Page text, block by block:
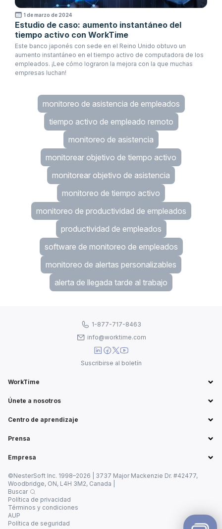
1 de marzo de 2024
Estudio de caso: aumento instantáneo del
tiempo activo con WorkTime
Este banco japonés con sede en el Reino Unido obtuvo un
aumento instantáneo en el tiempo activo de computadora de los
empleados. ¡Lee cómo lograron la mejora con la que muchas
empresas luchan!
monitoreo de asistencia de empleados
tiempo activo de empleado remoto
monitoreo de asistencia
monitorear objetivo de tiempo activo
monitorear objetivo de asistencia
monitoreo de tiempo activo
monitoreo de productividad de empleados
productividad de empleados
software de monitoreo de empleados
monitoreo de alertas personalizables
alerta de llegada tarde al trabajo
WorkTime
Únete a nosotros
Centro de aprendizaje
Prensa
Empresa
1-877-717-8463
info@worktime.com
Suscribirse al boletín
©NesterSoft Inc. 1998–2026 | 3737 Major Mackenzie Dr. #42477,
Woodbridge, ON, L4H 3M2, Canada |
Buscar
Política de privacidad
Términos y condiciones
AUP
Política de seguridad